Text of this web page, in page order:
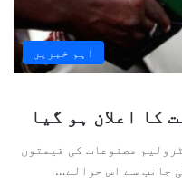
اہم خبریں
کا اعلان ہو گیا
مصنوعات کی قیمتوں
جانب سے اس حوالے…